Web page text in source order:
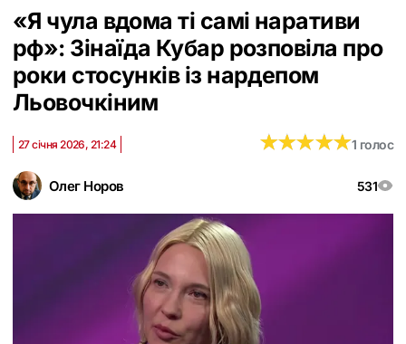
«Я чула вдома ті самі наративи
рф»: Зінаїда Кубар розповіла про
роки стосунків із нардепом
Льовочкіним
Олег Норов 531
27 січня 2026, 21:24 ★★★★★
★★★★★1 голос